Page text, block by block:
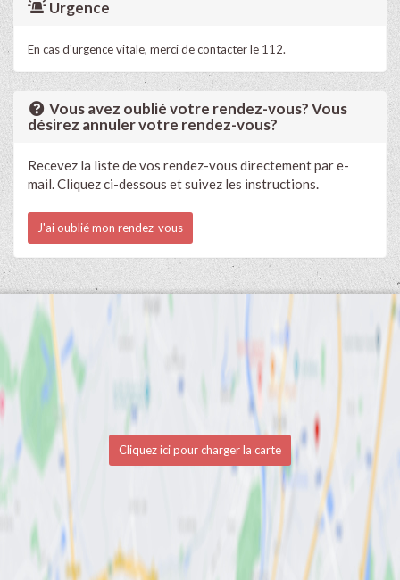
Urgence
En cas d'urgence vitale, merci de contacter le 112.
Vous avez oublié votre rendez-vous? Vous
désirez annuler votre rendez-vous?
Recevez la liste de vos rendez-vous directement par e-
mail. Cliquez ci-dessous et suivez les instructions.
J'ai oublié mon rendez-vous
Cliquez ici pour charger la carte